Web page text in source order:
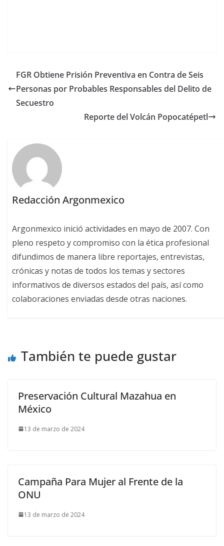
FGR Obtiene Prisión Preventiva en Contra de Seis
Personas por Probables Responsables del Delito de
Secuestro
Reporte del Volcán Popocatépetl
Redacción Argonmexico
Argonmexico inició actividades en mayo de 2007. Con
pleno respeto y compromiso con la ética profesional
difundimos de manera libre reportajes, entrevistas,
crónicas y notas de todos los temas y sectores
informativos de diversos estados del país, así como
colaboraciones enviadas desde otras naciones.
También te puede gustar
Preservación Cultural Mazahua en
México
13 de marzo de 2024
Campaña Para Mujer al Frente de la
ONU
13 de marzo de 2024